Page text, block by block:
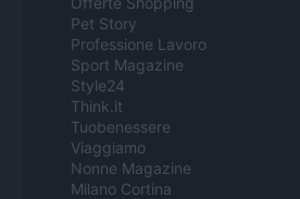
Pet Story
Professione Lavoro
Sport Magazine
Style24
Think.it
Tuobenessere
Viaggiamo
Nonne Magazine
Milano Cortina